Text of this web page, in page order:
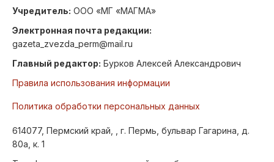
Учредитель: ООО «МГ «МАГМА»
Электронная почта редакции:
gazeta_zvezda_perm@mail.ru
Главный редактор: Бурков Алексей Александрович
Правила использования информации
Политика обработки персональных данных
614077, Пермский край, , г. Пермь, бульвар Гагарина, д.
80а, к. 1